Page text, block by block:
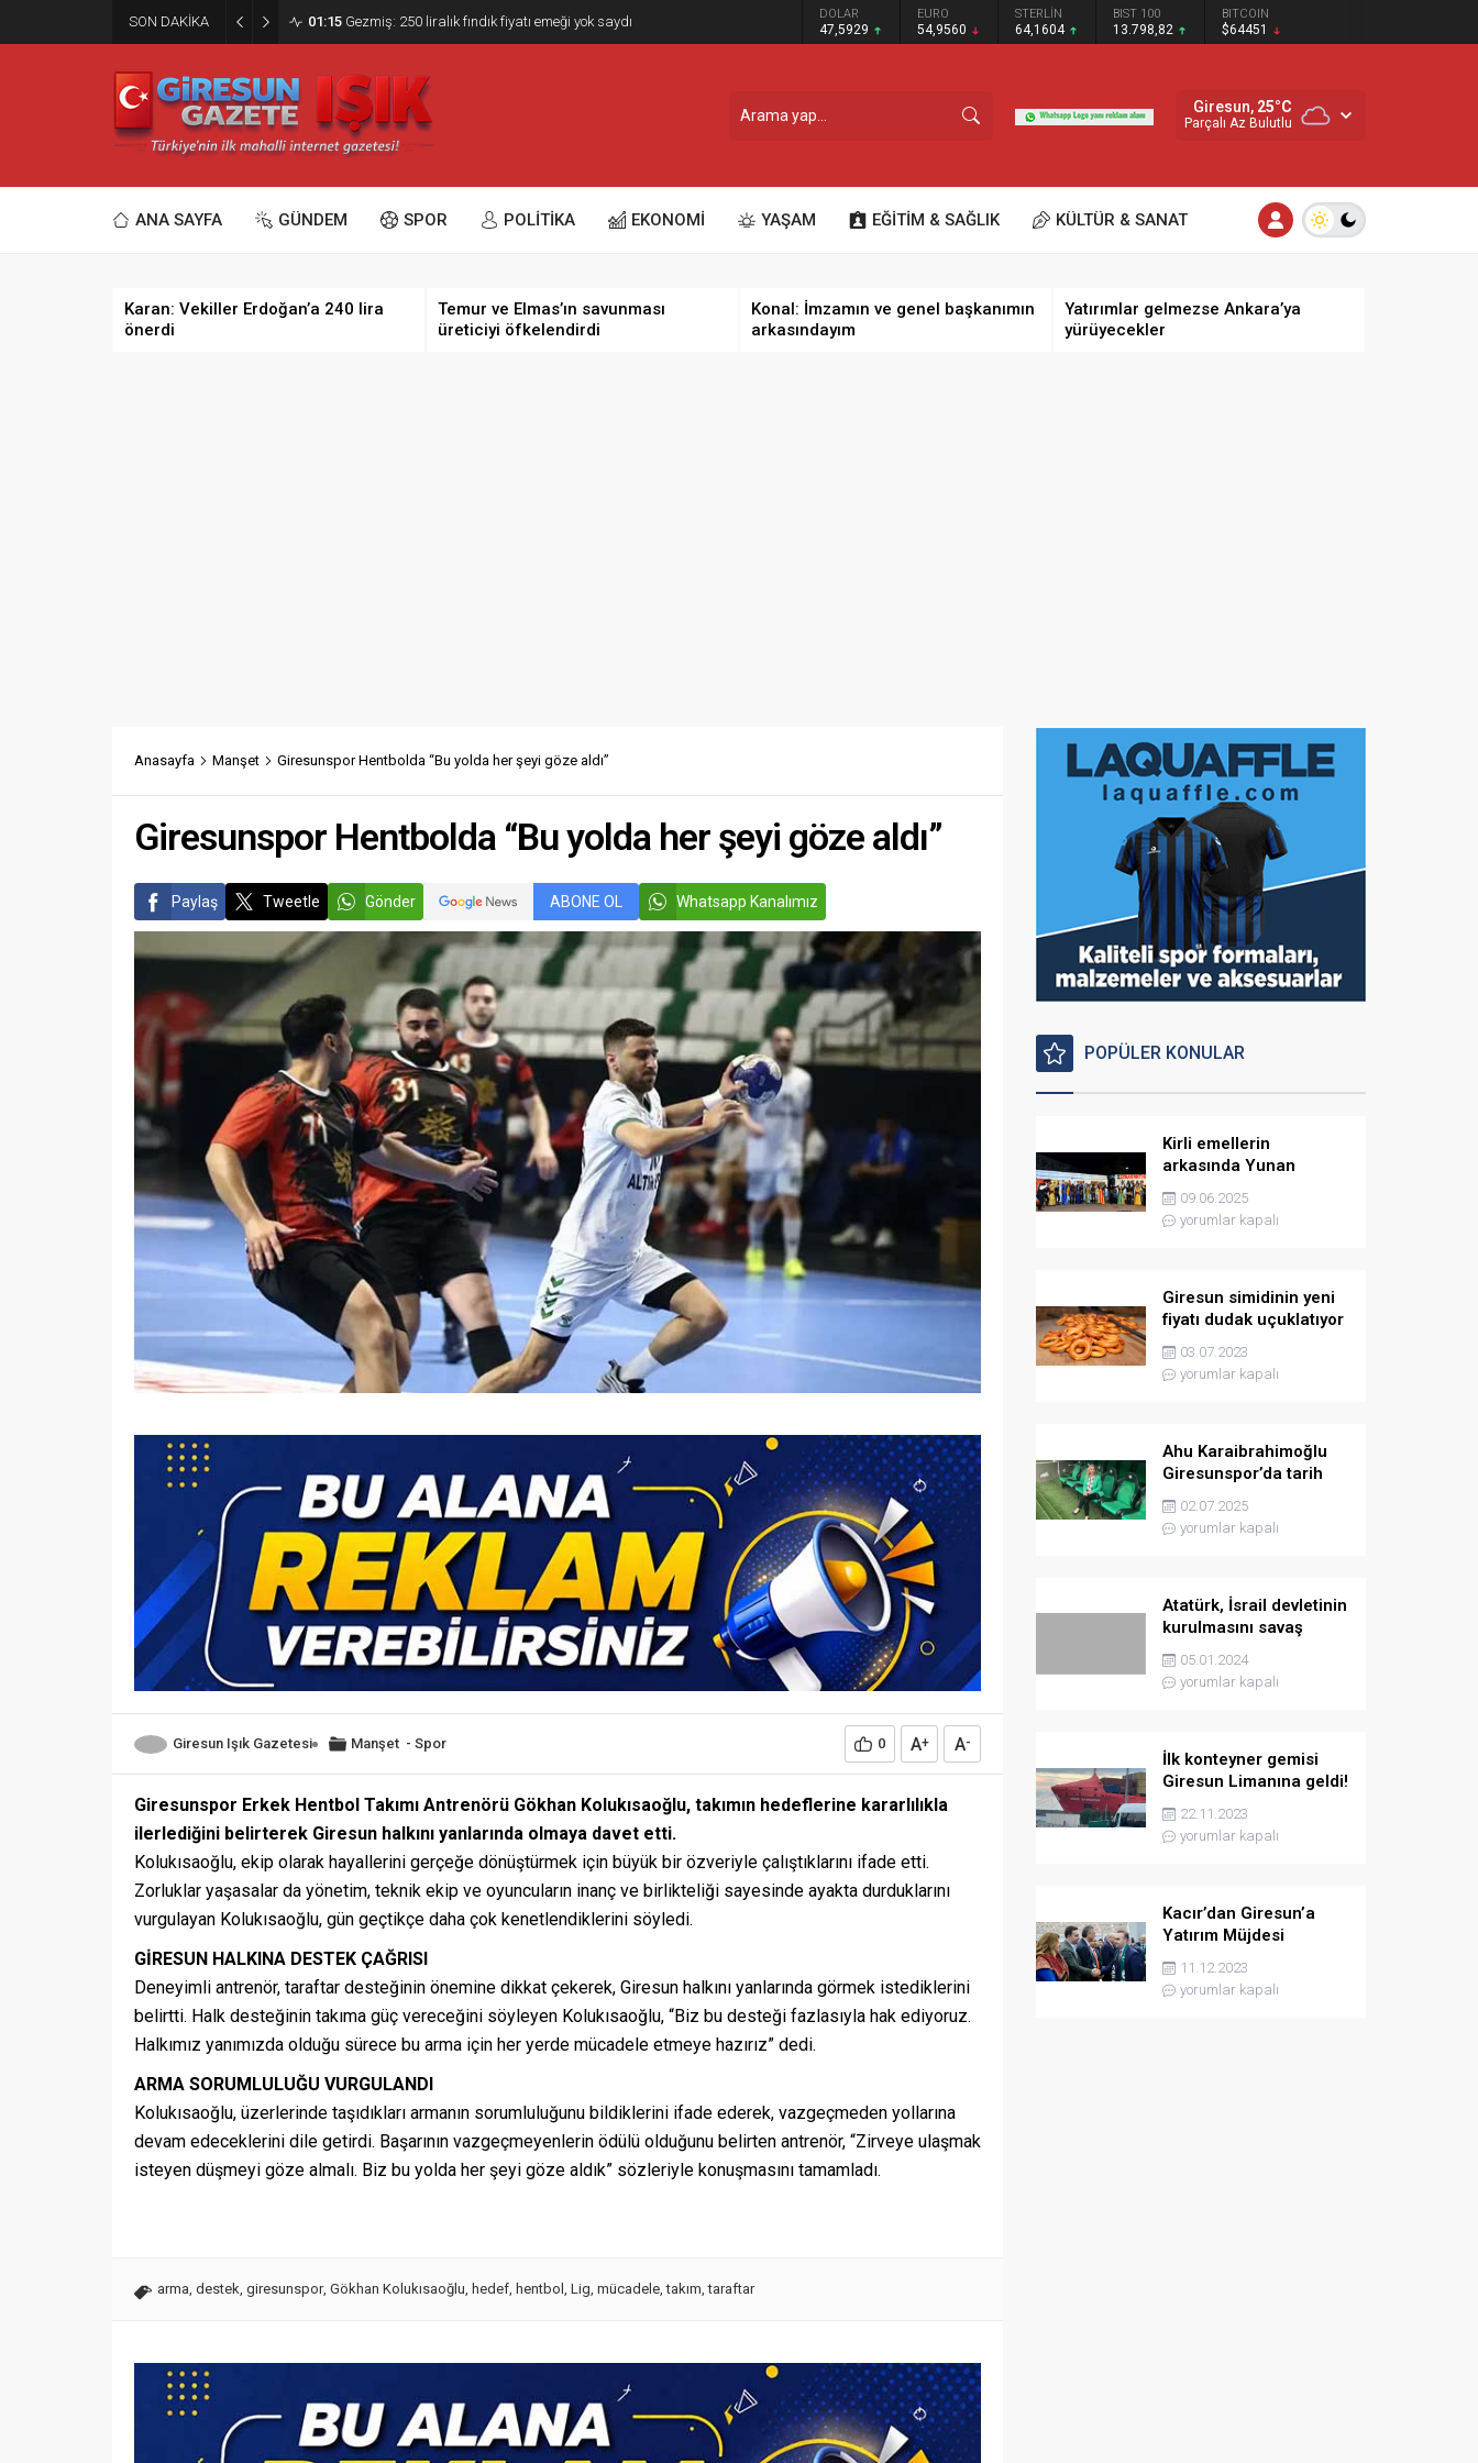
SON DAKİKA 01:15 Gezmiş: 250 liralık fındık fiyatı emeği yok saydı DOLAR
47,5929
EURO
54,9560
STERLİN
64,1604
BIST 100
13.798,82
BITCOIN
$64451
Giresun, 25°C
Parçalı Az Bulutlu
ANA SAYFA GÜNDEM SPOR POLİTİKA EKONOMİ YAŞAM EĞİTİM & SAĞLIK KÜLTÜR & SANAT
Karan: Vekiller Erdoğan’a 240 lira
önerdi
Temur ve Elmas’ın savunması
üreticiyi öfkelendirdi
Konal: İmzamın ve genel başkanımın
arkasındayım
Yatırımlar gelmezse Ankara’ya
yürüyecekler
Anasayfa Manşet Giresunspor Hentbolda “Bu yolda her şeyi göze aldı”
Giresunspor Hentbolda “Bu yolda her şeyi göze aldı”
Paylaş Tweetle Gönder ABONE OL Whatsapp Kanalımız
Giresun Işık Gazetesi Manşet - Spor 0 A+ A-
Giresunspor Erkek Hentbol Takımı Antrenörü Gökhan Kolukısaoğlu, takımın hedeflerine kararlılıkla
ilerlediğini belirterek Giresun halkını yanlarında olmaya davet etti.
Kolukısaoğlu, ekip olarak hayallerini gerçeğe dönüştürmek için büyük bir özveriyle çalıştıklarını ifade etti.
Zorluklar yaşasalar da yönetim, teknik ekip ve oyuncuların inanç ve birlikteliği sayesinde ayakta durduklarını
vurgulayan Kolukısaoğlu, gün geçtikçe daha çok kenetlendiklerini söyledi.
GİRESUN HALKINA DESTEK ÇAĞRISI
Deneyimli antrenör, taraftar desteğinin önemine dikkat çekerek, Giresun halkını yanlarında görmek istediklerini
belirtti. Halk desteğinin takıma güç vereceğini söyleyen Kolukısaoğlu, “Biz bu desteği fazlasıyla hak ediyoruz.
Halkımız yanımızda olduğu sürece bu arma için her yerde mücadele etmeye hazırız” dedi.
ARMA SORUMLULUĞU VURGULANDI
Kolukısaoğlu, üzerlerinde taşıdıkları armanın sorumluluğunu bildiklerini ifade ederek, vazgeçmeden yollarına
devam edeceklerini dile getirdi. Başarının vazgeçmeyenlerin ödülü olduğunu belirten antrenör, “Zirveye ulaşmak
isteyen düşmeyi göze almalı. Biz bu yolda her şeyi göze aldık” sözleriyle konuşmasını tamamladı.
arma, destek, giresunspor, Gökhan Kolukısaoğlu, hedef, hentbol , Lig, mücadele,takım,taraftar
POPÜLER KONULAR
Kirli emellerin
arkasında Yunan
istihbaratı var
09.06.2025
yorumlar kapalı
Giresun simidinin yeni
fiyatı dudak uçuklatıyor
03.07.2023
yorumlar kapalı
Ahu Karaibrahimoğlu
Giresunspor’da tarih
yazmaya hazırlanıyor
02.07.2025
yorumlar kapalı
Atatürk, İsrail devletinin
kurulmasını savaş
sebebi olarak ilân
etmişti
05.01.2024
yorumlar kapalı
İlk konteyner gemisi
Giresun Limanına geldi!
22.11.2023
yorumlar kapalı
Kacır’dan Giresun’a
Yatırım Müjdesi
11.12.2023
yorumlar kapalı